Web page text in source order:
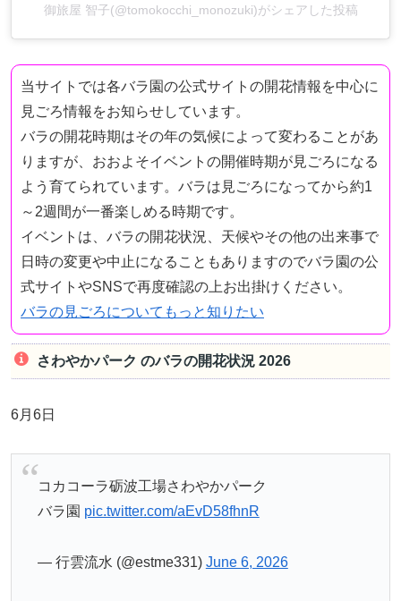
御旅屋 智子(@tomokocchi_monozuki)がシェアした投稿
当サイトでは各バラ園の公式サイトの開花情報を中心に
見ごろ情報をお知らせしています。
バラの開花時期はその年の気候によって変わることがあ
りますが、おおよそイベントの開催時期が見ごろになる
よう育てられています。バラは見ごろになってから約1
～2週間が一番楽しめる時期です。
イベントは、バラの開花状況、天候やその他の出来事で
日時の変更や中止になることもありますのでバラ園の公
式サイトやSNSで再度確認の上お出掛けください。
バラの見ごろについてもっと知りたい
さわやかパーク のバラの開花状況 2026
6月6日
コカコーラ砺波工場さわやかパーク
バラ園 pic.twitter.com/aEvD58fhnR
— 行雲流水 (@estme331) June 6, 2026